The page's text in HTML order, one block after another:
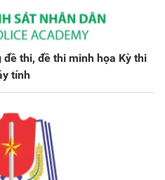
thi, đề thi minh họa Kỳ thi
tính